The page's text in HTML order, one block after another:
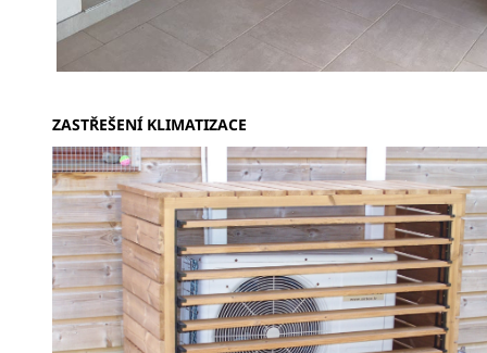
ZASTŘEŠENÍ KLIMATIZACE